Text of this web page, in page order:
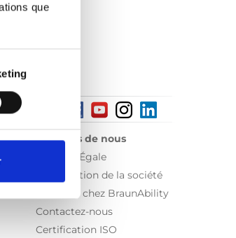
que
À propos de nous
Sécurité Égale
Présentation de la société
Travailler chez BraunAbility
Contactez-nous
Certification ISO